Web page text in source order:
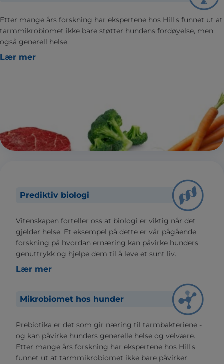
Etter mange års forskning har ekspertene hos Hill's funnet ut at
tarmmikrobiomet ikke bare støtter hundens fordøyelse, men
også generell helse.
Lær mer
Prediktiv biologi
Vitenskapen forteller oss at biologi er viktig når det
gjelder helse. Et eksempel på dette er vår pågående
forskning på hvordan ernæring kan påvirke hunders
genuttrykk og hjelpe dem til å leve et sunt liv.
Lær mer
Mikrobiomet hos hunder
Prebiotika er det som gir næring til tarmbakteriene -
og kan påvirke hunders generelle helse og velvære.
Etter mange års forskning har ekspertene hos Hill's
funnet ut at tarmmikrobiomet ikke bare påvirker